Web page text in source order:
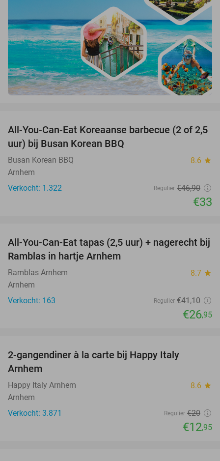
30%
All-You-Can-Eat Koreaanse barbecue (2 of 2,5
uur) bij Busan Korean BBQ
Busan Korean BBQ 8.6 star
Arnhem
Verkocht: 1.322
Regulier €46,90
€33
34%
All-You-Can-Eat tapas (2,5 uur) + nagerecht bij
Ramblas in hartje Arnhem
Ramblas Arnhem 8.7 star
Arnhem
Verkocht: 163
Regulier €41,10
€26,95
2-gangendiner à la carte bij Happy Italy
Arnhem
Happy Italy Arnhem 8.6 star
Arnhem
Verkocht: 3.871
Regulier €20
€12,95